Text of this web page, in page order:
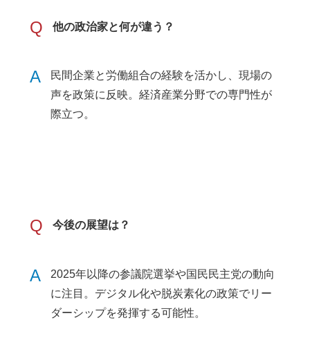
Q 他の政治家と何が違う？
A
民間企業と労働組合の経験を活かし、現場の
声を政策に反映。経済産業分野での専門性が
際立つ。
Q 今後の展望は？
A
2025年以降の参議院選挙や国民民主党の動向
に注目。デジタル化や脱炭素化の政策でリー
ダーシップを発揮する可能性。